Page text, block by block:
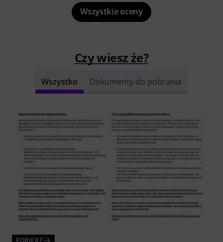
Wszystkie oceny
Czy wiesz że?
Wszystko Dokumenty do pobrania
POBIERZ